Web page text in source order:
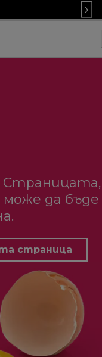
Страницата,
да бъде
страница